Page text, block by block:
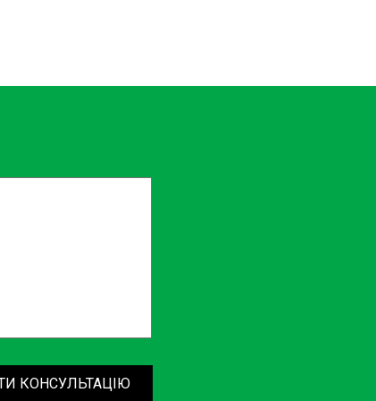
КОНСУЛЬТАЦІЮ